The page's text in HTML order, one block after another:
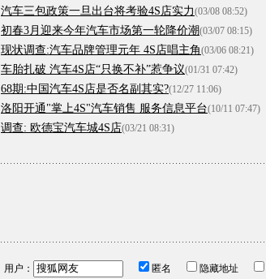
汽车三包政策一旦出台将考验4S店实力(03/08 08:52)
初春3月迎来今年汽车市场第一轮降价潮(03/07 08:15)
现状调查:汽车品牌管理元年 4S店唱主角(03/06 08:21)
车胎扎破 汽车4S店“只换不补”惹争议(01/31 07:42)
68期:中国汽车4S店是否名副其实?(12/27 11:06)
洛阳开通"掌上4S"汽车销售 服务信息平台(10/11 07:47)
调查: 欧德宝汽车城4S店(03/21 08:31)
用户： 匿名 隐藏地址